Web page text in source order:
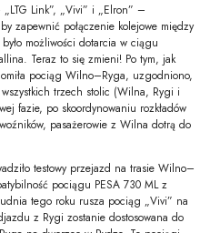
Link”, „Vivi” i „Elron” –
zapewnić połączenie kolejowe między
możliwości dotarcia w ciągu
Teraz to się zmieni! Po tym, jak
pociąg Wilno–Ryga, uzgodniono,
trzech stolic (Wilna, Rygi i
fazie, po skoordynowaniu rozkładów
pasażerowie z Wilna dotrą do
testowy przejazd na trasie Wilno–
pociągu PESA 730 ML z
tego roku rusza pociąg „Vivi” na
z Rygi zostanie dostosowana do